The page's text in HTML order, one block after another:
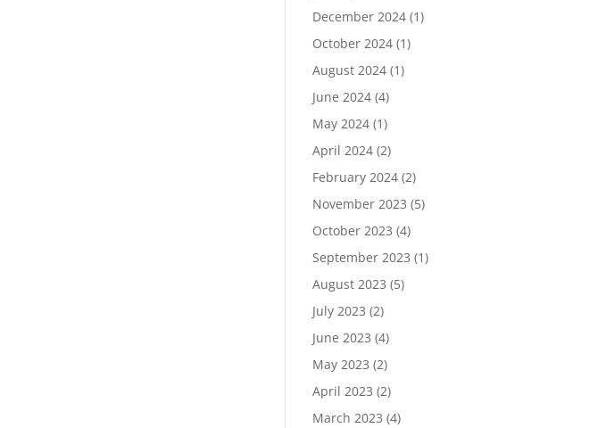
December 2024 (1)
October 2024 (1)
August 2024 (1)
June 2024 (4)
May 2024 (1)
April 2024 (2)
February 2024 (2)
November 2023 (5)
October 2023 (4)
September 2023 (1)
August 2023 (5)
July 2023 (2)
June 2023 (4)
May 2023 (2)
April 2023 (2)
March 2023 (4)